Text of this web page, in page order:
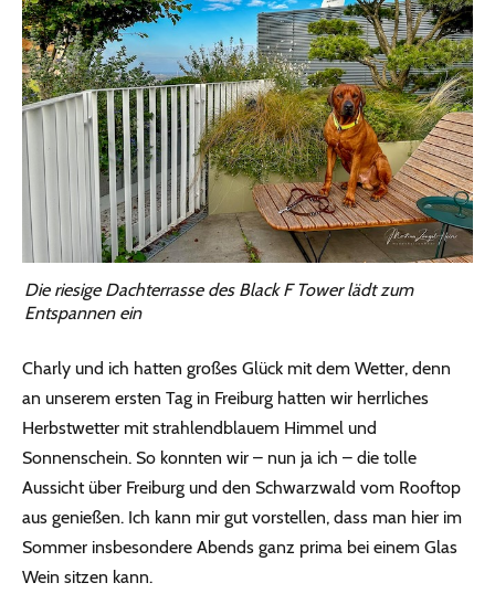
Die riesige Dachterrasse des Black F Tower lädt zum
Entspannen ein
Charly und ich hatten großes Glück mit dem Wetter, denn
an unserem ersten Tag in Freiburg hatten wir herrliches
Herbstwetter mit strahlendblauem Himmel und
Sonnenschein. So konnten wir – nun ja ich – die tolle
Aussicht über Freiburg und den Schwarzwald vom Rooftop
aus genießen. Ich kann mir gut vorstellen, dass man hier im
Sommer insbesondere Abends ganz prima bei einem Glas
Wein sitzen kann.